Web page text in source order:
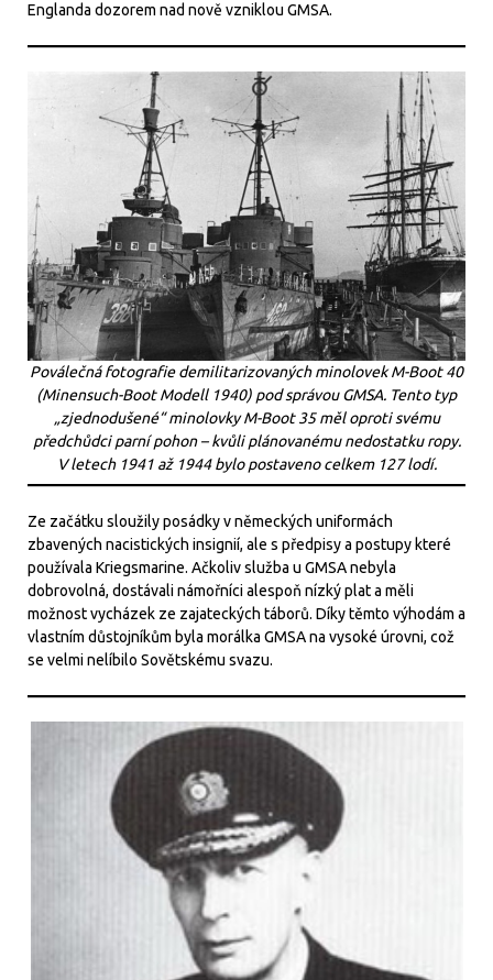
Englanda dozorem nad nově vzniklou GMSA.
Poválečná fotografie demilitarizovaných minolovek M-Boot 40
(Minensuch-Boot Modell 1940) pod správou GMSA. Tento typ
„zjednodušené“ minolovky M-Boot 35 měl oproti svému
předchůdci parní pohon – kvůli plánovanému nedostatku ropy.
V letech 1941 až 1944 bylo postaveno celkem 127 lodí.
Ze začátku sloužily posádky v německých uniformách
zbavených nacistických insignií, ale s předpisy a postupy které
používala Kriegsmarine. Ačkoliv služba u GMSA nebyla
dobrovolná, dostávali námořníci alespoň nízký plat a měli
možnost vycházek ze zajateckých táborů. Díky těmto výhodám a
vlastním důstojníkům byla morálka GMSA na vysoké úrovni, což
se velmi nelíbilo Sovětskému svazu.